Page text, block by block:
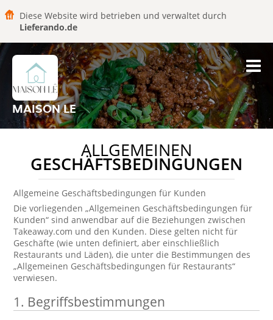
Diese Website wird betrieben und verwaltet durch
Lieferando.de
MAISON LE
ALLGEMEINEN
GESCHÄFTSBEDINGUNGEN
Allgemeine Geschäftsbedingungen für Kunden
Die vorliegenden „Allgemeinen Geschäftsbedingungen für
Kunden“ sind anwendbar auf die Beziehungen zwischen
Takeaway.com und den Kunden. Diese gelten nicht für
Geschäfte (wie unten definiert, aber einschließlich
Restaurants und Läden), die unter die Bestimmungen des
„Allgemeinen Geschäftsbedingungen für Restaurants“
verwiesen.
1. Begriffsbestimmungen